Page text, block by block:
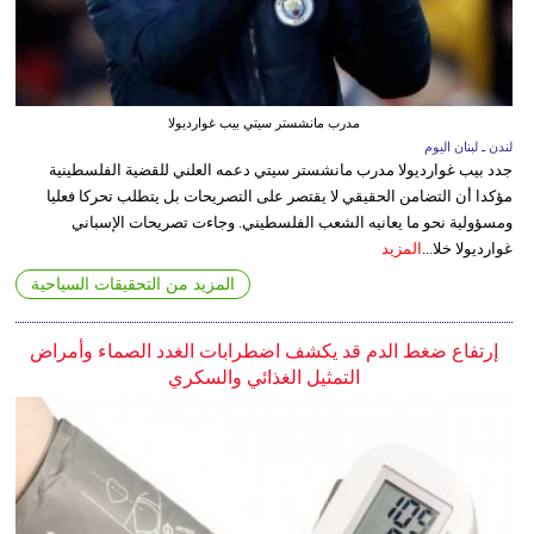
مدرب مانشستر سيتي بيب غوارديولا
لندن ـ لبنان اليوم
جدد بيب غوارديولا مدرب مانشستر سيتي دعمه العلني للقضية الفلسطينية
مؤكدا أن التضامن الحقيقي لا يقتصر على التصريحات بل يتطلب تحركا فعليا
ومسؤولية نحو ما يعانيه الشعب الفلسطيني. وجاءت تصريحات الإسباني
غوارديولا خلا...
المزيد
المزيد من التحقيقات السياحية
إرتفاع ضغط الدم قد يكشف اضطرابات الغدد الصماء وأمراض
التمثيل الغذائي والسكري